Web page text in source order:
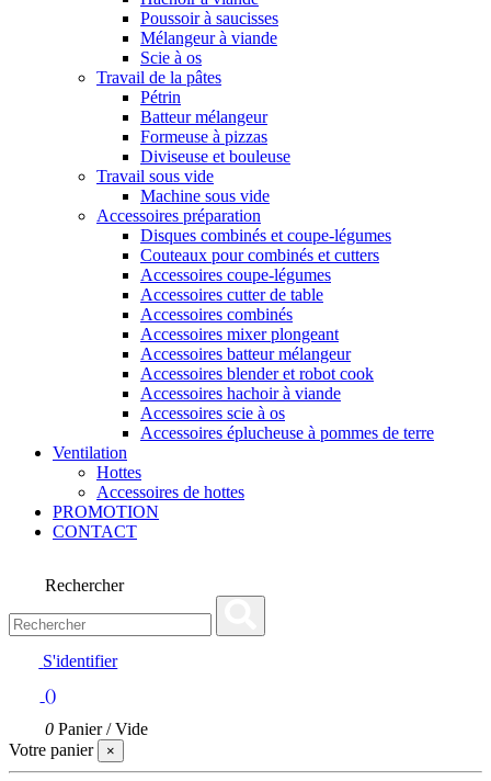
Poussoir à saucisses
Mélangeur à viande
Scie à os
Travail de la pâtes
Pétrin
Batteur mélangeur
Formeuse à pizzas
Diviseuse et bouleuse
Travail sous vide
Machine sous vide
Accessoires préparation
Disques combinés et coupe-légumes
Couteaux pour combinés et cutters
Accessoires coupe-légumes
Accessoires cutter de table
Accessoires combinés
Accessoires mixer plongeant
Accessoires batteur mélangeur
Accessoires blender et robot cook
Accessoires hachoir à viande
Accessoires scie à os
Accessoires éplucheuse à pommes de terre
Ventilation
Hottes
Accessoires de hottes
PROMOTION
CONTACT
Rechercher
S'identifier
()
0 Panier /Vide
Votre panier
×